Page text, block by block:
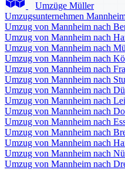
Umzüge Müller
Umzugsunternehmen
Umzug von Mannheim nach
Umzug von Mannheim nach
Umzug von Mannheim nach
Umzug von Mannheim nach
Umzug von Mannheim nach
Umzug von Mannheim nach
Umzug von Mannheim nach
Umzug von Mannheim nach
Umzug von Mannheim nach
Umzug von Mannheim nach
Umzug von Mannheim nach
Umzug von Mannheim nach
Umzug von Mannheim nach
Umzug von Mannheim nach